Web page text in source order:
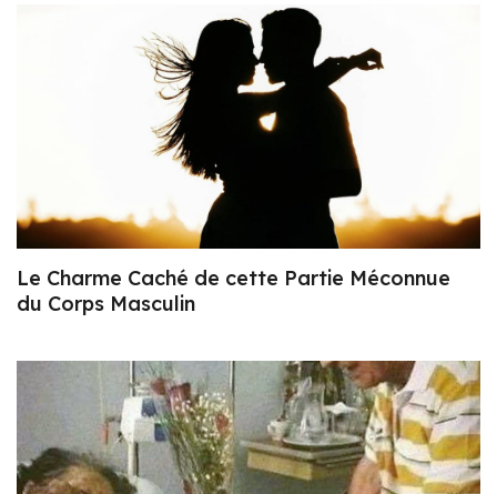
Le Charme Caché de cette Partie Méconnue
du Corps Masculin